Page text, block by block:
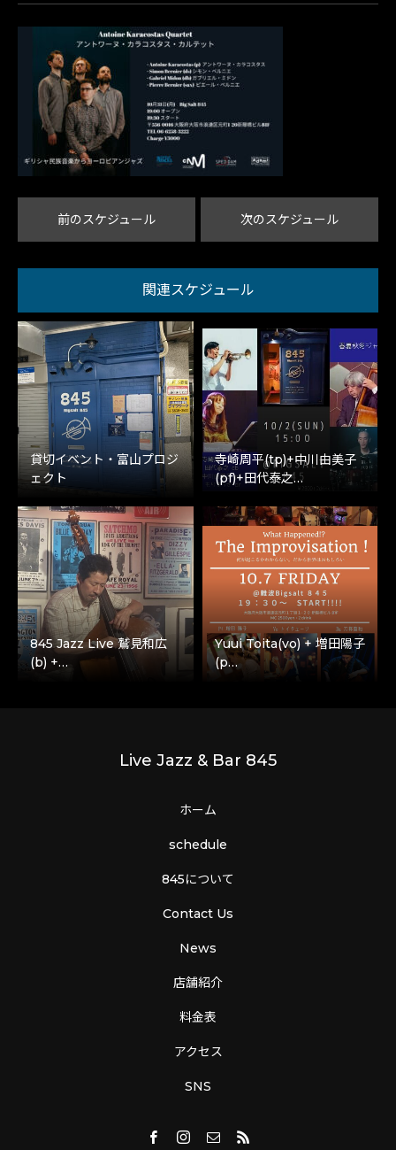
前のスケジュール 次のスケジュール
関連スケジュール
貸切イベント・富山プロジ
ェクト
寺崎周平(tp)+中川由美子
(pf)+田代泰之…
845 Jazz Live 鷲見和広
(b) +…
Yuui Toita(vo) + 増田陽子
(p…
Live Jazz & Bar 845
ホーム
schedule
845について
Contact Us
News
店舗紹介
料金表
アクセス
SNS